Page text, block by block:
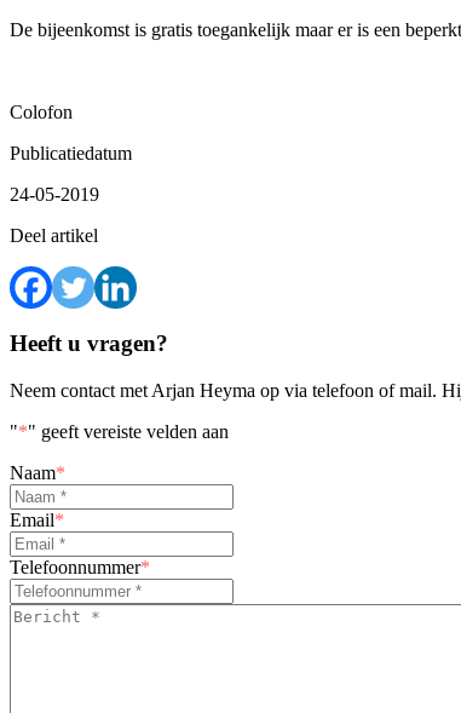
De bijeenkomst is gratis toegankelijk maar er is een
Colofon
Publicatiedatum
24-05-2019
Deel artikel
Heeft u vragen?
Neem contact met Arjan Heyma op via telefoon of mail.
"*" geeft vereiste velden aan
Naam*
Email*
Telefoonnummer*
Bericht